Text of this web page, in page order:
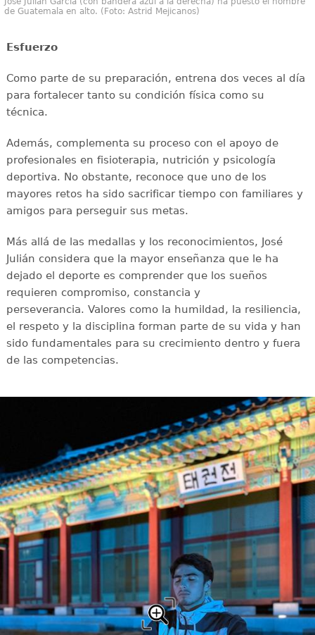
de Guatemala en alto. (Foto: Astrid Mejicanos)
Esfuerzo
Como parte de su preparación, entrena dos veces al día
para fortalecer tanto su condición física como su
técnica.
Además, complementa su proceso con el apoyo de
profesionales en fisioterapia, nutrición y psicología
deportiva. No obstante, reconoce que uno de los
mayores retos ha sido sacrificar tiempo con familiares y
amigos para perseguir sus metas.
Más allá de las medallas y los reconocimientos, José
Julián considera que la mayor enseñanza que le ha
dejado el deporte es comprender que los sueños
requieren compromiso, constancia y
perseverancia. Valores como la humildad, la resiliencia,
el respeto y la disciplina forman parte de su vida y han
sido fundamentales para su crecimiento dentro y fuera
de las competencias.